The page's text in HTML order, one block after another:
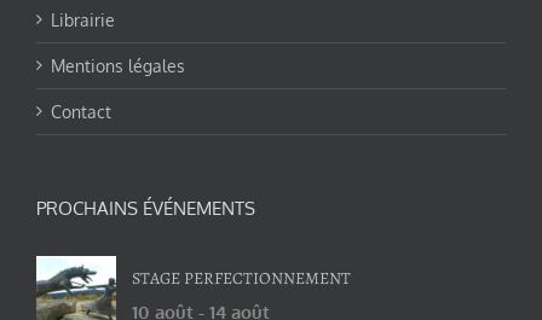
Librairie
Mentions légales
Contact
PROCHAINS ÉVÉNEMENTS
STAGE PERFECTIONNEMENT
10 août - 14 août